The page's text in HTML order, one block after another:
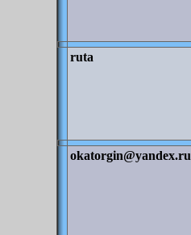
ruta
okatorgin@yandex.ru